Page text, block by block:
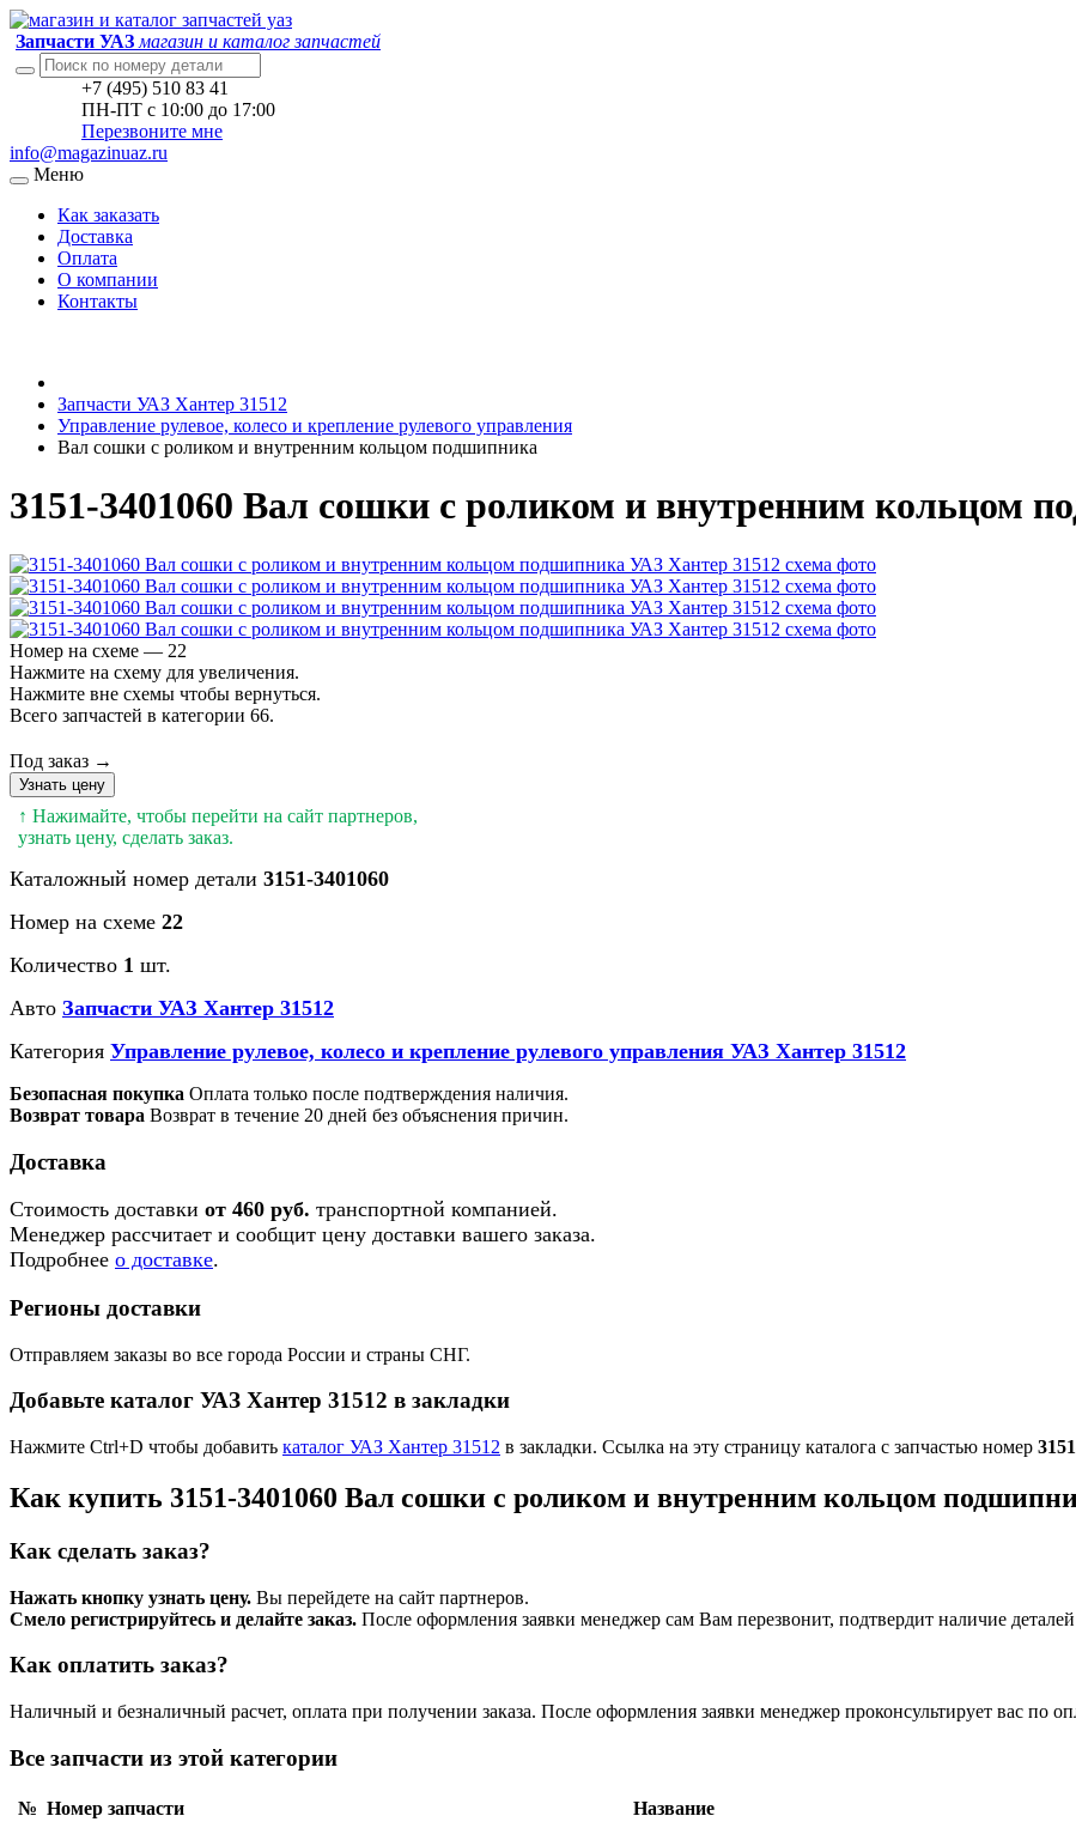
Запчасти УАЗ магазин и каталог запчастей
+7 (495) 510 83 41
ПН-ПТ с 10:00 до 17:00
Перезвоните мне
info@magazinuaz.ru
Меню
Как заказать
Доставка
Оплата
О компании
Контакты
Запчасти УАЗ Хантер 31512
Управление рулевое, колесо и крепление рулевого управления
Вал сошки с роликом и внутренним кольцом подшипника
3151-3401060 Вал сошки с роликом и внутренним кольцом
Номер на схеме — 22
Нажмите на схему для увеличения.
Нажмите вне схемы чтобы вернуться.
Всего запчастей в категории 66.
Под заказ →
Узнать цену
↑ Нажимайте, чтобы перейти на сайт партнеров,
узнать цену, сделать заказ.
Каталожный номер детали 3151-3401060
Номер на схеме 22
Количество 1 шт.
Авто Запчасти УАЗ Хантер 31512
Категория Управление рулевое, колесо и крепление рулевого управления УАЗ Хантер 31512
Безопасная покупка Оплата только после подтверждения наличия.
Возврат товара Возврат в течение 20 дней без объяснения причин.
Доставка
Стоимость доставки от 460 руб. транспортной компанией.
Менеджер рассчитает и сообщит цену доставки вашего заказа.
Подробнее о доставке.
Регионы доставки
Отправляем заказы во все города России и страны СНГ.
Добавьте каталог УАЗ Хантер 31512 в закладки
Нажмите Ctrl+D чтобы добавить каталог УАЗ Хантер 31512 в закладки. Ссылка на эту страницу каталога с запчастью номер
Как купить 3151-3401060 Вал сошки с роликом и внутренним кольцом
Как сделать заказ?
Нажать кнопку узнать цену. Вы перейдете на сайт партнеров.
Смело регистрируйтесь и делайте заказ. После оформления заявки менеджер сам Вам перезвонит, подтвердит наличие
Как оплатить заказ?
Наличный и безналичный расчет, оплата при получении заказа. После оформления заявки менеджер проконсультирует вас по
Все запчасти из этой категории
№ Номер запчасти Название